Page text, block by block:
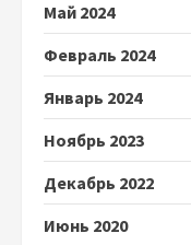
Май 2024
Февраль 2024
Январь 2024
Ноябрь 2023
Декабрь 2022
Июнь 2020